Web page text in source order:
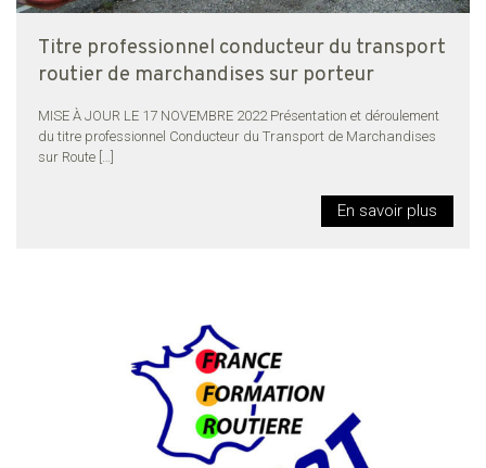
Titre professionnel conducteur du transport
routier de marchandises sur porteur
MISE À JOUR LE 17 NOVEMBRE 2022 Présentation et déroulement
du titre professionnel Conducteur du Transport de Marchandises
sur Route […]
En savoir plus